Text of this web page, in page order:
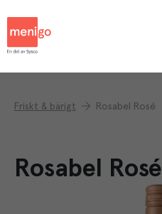
Friskt & bärigt Rosabel Rosé
Rosabel Rosé